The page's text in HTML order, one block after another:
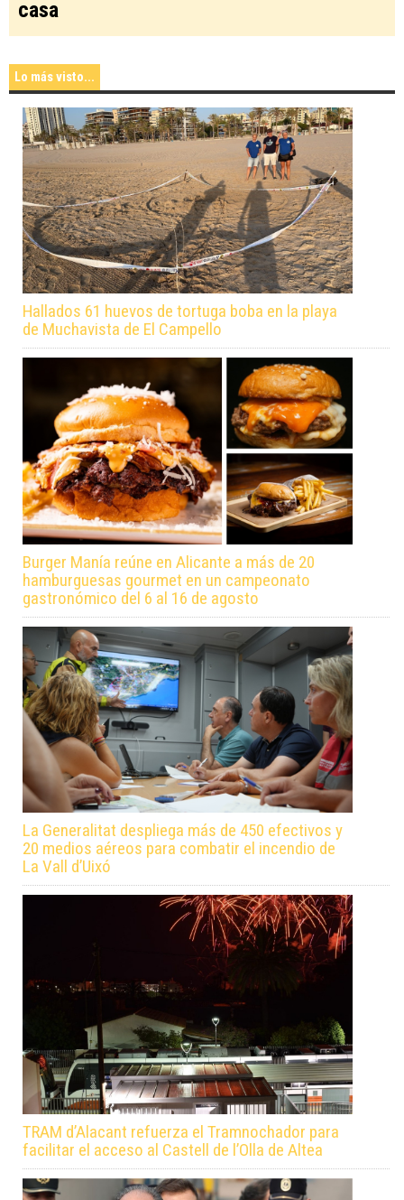
casa
Lo más visto...
Hallados 61 huevos de tortuga boba en la playa
de Muchavista de El Campello
Burger Manía reúne en Alicante a más de 20
hamburguesas gourmet en un campeonato
gastronómico del 6 al 16 de agosto
La Generalitat despliega más de 450 efectivos y
20 medios aéreos para combatir el incendio de
La Vall d’Uixó
TRAM d’Alacant refuerza el Tramnochador para
facilitar el acceso al Castell de l’Olla de Altea